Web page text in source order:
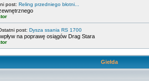
post: Reling przedniego błotni...
post: Dysza ssania RS 1700
na poprawę osiągów Drag Stara
Giełda